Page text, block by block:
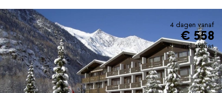
4 dagen vanaf
€ 558
incl. skipas